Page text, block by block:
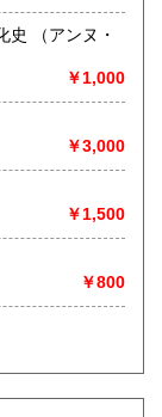
ルチャー
・
￥1,000
￥3,000
￥1,500
￥800